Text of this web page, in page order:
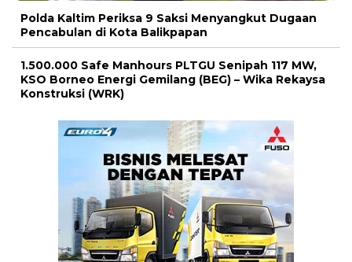
Polda Kaltim Periksa 9 Saksi Menyangkut Dugaan
Pencabulan di Kota Balikpapan
1.500.000 Safe Manhours PLTGU Senipah 117 MW,
KSO Borneo Energi Gemilang (BEG) – Wika Rekaysa
Konstruksi (WRK)